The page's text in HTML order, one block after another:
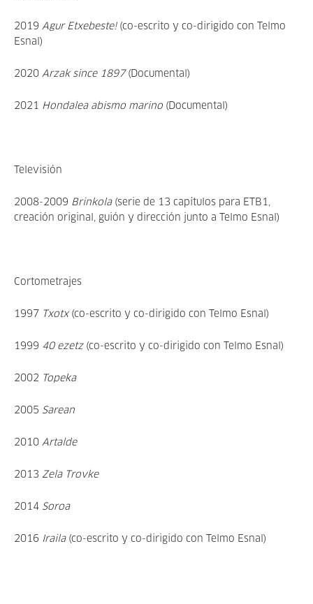
2019 Agur Etxebeste!(co-escrito y co-dirigido con Telmo
Esnal)
2020 Arzak since 1897 (Documental)
2021 Hondalea abismo marino (Documental)
Televisión
2008-2009 Brinkola(serie de 13 capítulos para ETB1,
creación original, guión y dirección junto a Telmo Esnal)
Cortometrajes
1997 Txotx(co-escrito y co-dirigido con Telmo Esnal)
1999 40 ezetz(co-escrito y co-dirigido con Telmo Esnal)
2002 Topeka
2005 Sarean
2010 Artalde
2013 Zela Trovke
2014 Soroa
2016 Iraila(co-escrito y co-dirigido con Telmo Esnal)